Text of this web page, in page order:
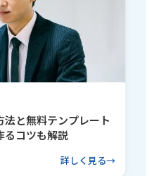
と無料テンプレート
るコツも解説
詳しく見る